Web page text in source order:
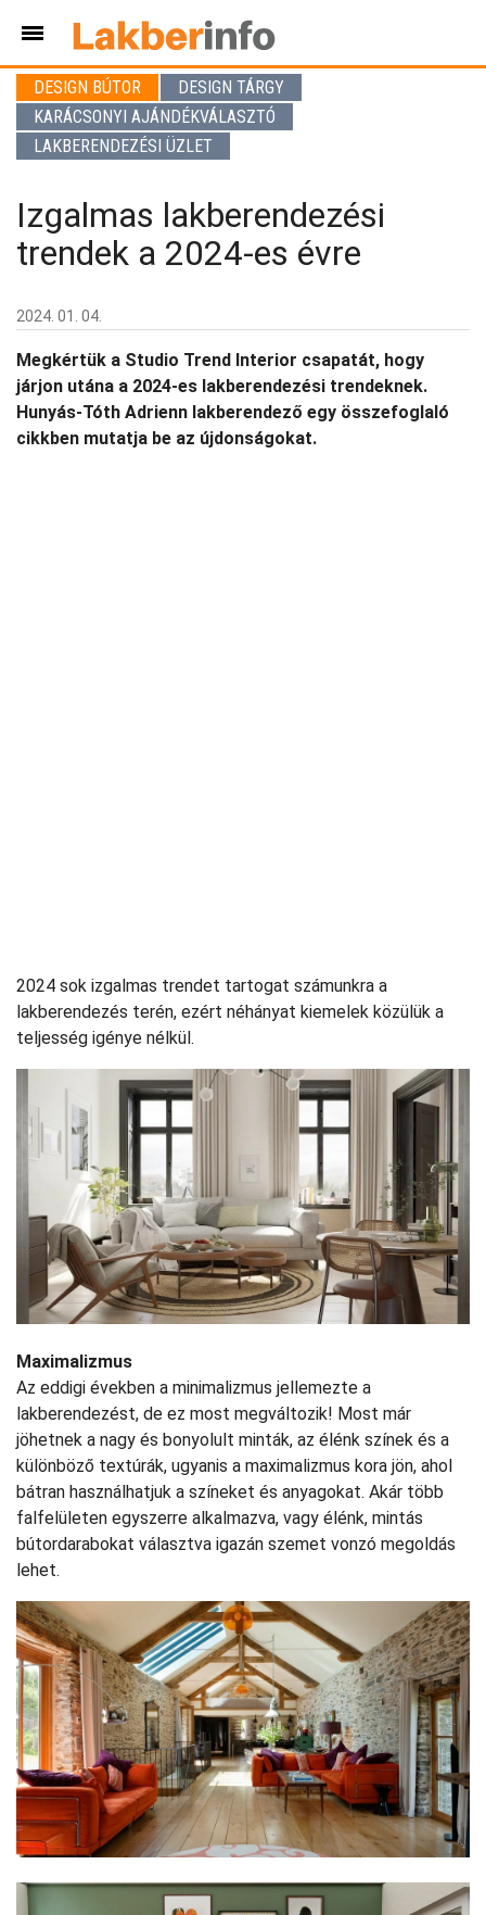
DESIGN BÚTOR
DESIGN TÁRGY
KARÁCSONYI AJÁNDÉKVÁLASZTÓ
LAKBERENDEZÉSI ÜZLET
Izgalmas lakberendezési
trendek a 2024-es évre
2024. 01. 04.
Megkértük a Studio Trend Interior csapatát, hogy
járjon utána a 2024-es lakberendezési trendeknek.
Hunyás-Tóth Adrienn lakberendező egy összefoglaló
cikkben mutatja be az újdonságokat.
2024 sok izgalmas trendet tartogat számunkra a
lakberendezés terén, ezért néhányat kiemelek közülük a
teljesség igénye nélkül.
Maximalizmus
Az eddigi években a minimalizmus jellemezte a
lakberendezést, de ez most megváltozik! Most már
jöhetnek a nagy és bonyolult minták, az élénk színek és a
különböző textúrák, ugyanis a maximalizmus kora jön, ahol
bátran használhatjuk a színeket és anyagokat. Akár több
falfelületen egyszerre alkalmazva, vagy élénk, mintás
bútordarabokat választva igazán szemet vonzó megoldás
lehet.